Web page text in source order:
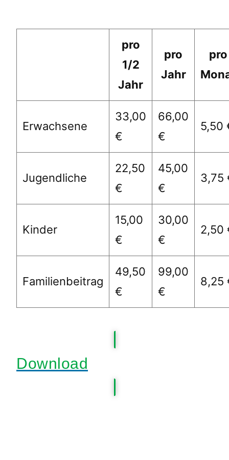
pro
1/2
Jahr
pro
Jahr
pro
Erwachsene
33,00
€
66,00
€
5,50
Jugendliche
22,50
€
45,00
€
3,75
Kinder
15,00
€
30,00
€
2,50
Familienbeitrag
49,50
€
99,00
€
8,25
Download